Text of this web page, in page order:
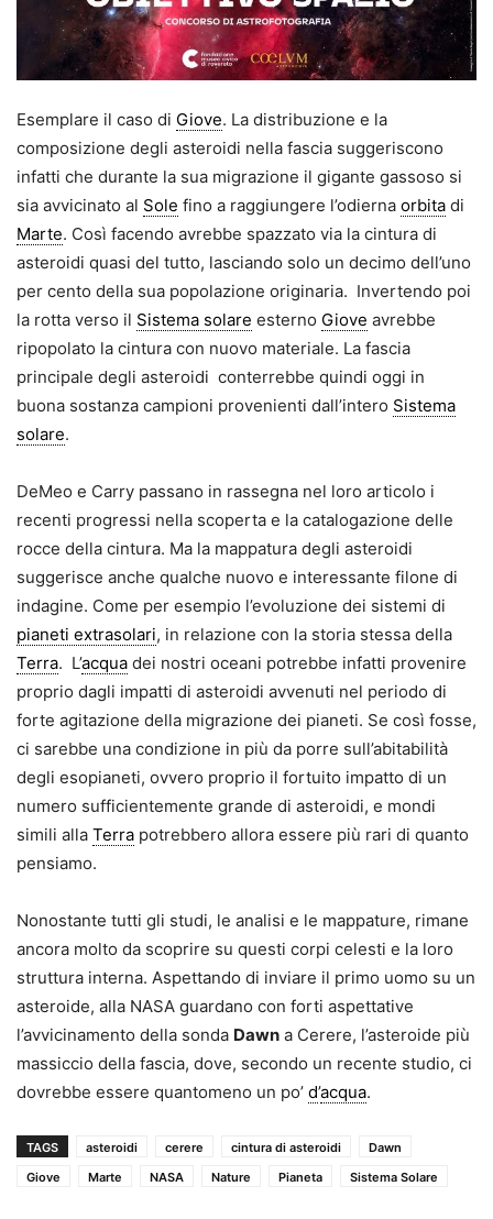
Esemplare il caso di Giove. La distribuzione e la
composizione degli asteroidi nella fascia suggeriscono
infatti che durante la sua migrazione il gigante gassoso si
sia avvicinato al Sole fino a raggiungere l’odierna orbita di
Marte. Così facendo avrebbe spazzato via la cintura di
asteroidi quasi del tutto, lasciando solo un decimo dell’uno
per cento della sua popolazione originaria. Invertendo poi
la rotta verso il Sistema solare esterno Giove avrebbe
ripopolato la cintura con nuovo materiale. La fascia
principale degli asteroidi conterrebbe quindi oggi in
buona sostanza campioni provenienti dall’intero Sistema
solare.
DeMeo e Carry passano in rassegna nel loro articolo i
recenti progressi nella scoperta e la catalogazione delle
rocce della cintura. Ma la mappatura degli asteroidi
suggerisce anche qualche nuovo e interessante filone di
indagine. Come per esempio l’evoluzione dei sistemi di
pianeti extrasolari, in relazione con la storia stessa della
Terra. L’acqua dei nostri oceani potrebbe infatti provenire
proprio dagli impatti di asteroidi avvenuti nel periodo di
forte agitazione della migrazione dei pianeti. Se così fosse,
ci sarebbe una condizione in più da porre sull’abitabilità
degli esopianeti, ovvero proprio il fortuito impatto di un
numero sufficientemente grande di asteroidi, e mondi
simili alla Terra potrebbero allora essere più rari di quanto
pensiamo.
Nonostante tutti gli studi, le analisi e le mappature, rimane
ancora molto da scoprire su questi corpi celesti e la loro
struttura interna. Aspettando di inviare il primo uomo su un
asteroide, alla NASA guardano con forti aspettative
l’avvicinamento della sonda Dawn a Cerere, l’asteroide più
massiccio della fascia, dove, secondo un recente studio, ci
dovrebbe essere quantomeno un po’ d’acqua.
TAGS asteroidi cerere cintura di asteroidi
Dawn
Giove
Marte NASA Nature Pianeta Sistema Solare